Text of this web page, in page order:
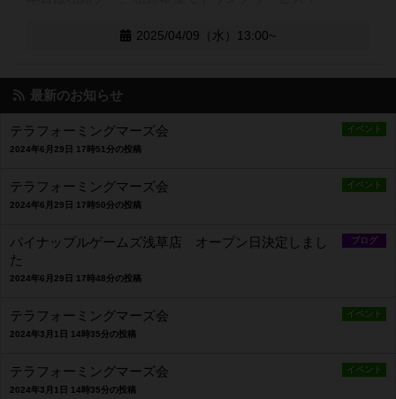
2025/04/09（水）13:00~
最新のお知らせ
イベント
テラフォーミングマーズ会
2024年6月29日 17時51分の投稿
イベント
テラフォーミングマーズ会
2024年6月29日 17時50分の投稿
ブログ
パイナップルゲームズ浅草店 オープン日決定しまし
た
2024年6月29日 17時48分の投稿
イベント
テラフォーミングマーズ会
2024年3月1日 14時35分の投稿
イベント
テラフォーミングマーズ会
2024年3月1日 14時35分の投稿